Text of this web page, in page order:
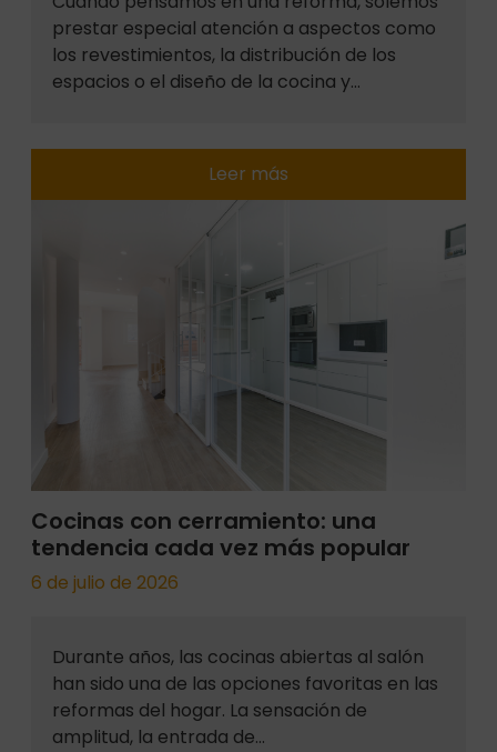
prestar especial atención a aspectos como
los revestimientos, la distribución de los
espacios o el diseño de la cocina y…
Leer más
Cocinas con cerramiento: una
tendencia cada vez más popular
6 de julio de 2026
Durante años, las cocinas abiertas al salón
han sido una de las opciones favoritas en las
reformas del hogar. La sensación de
amplitud, la entrada de…